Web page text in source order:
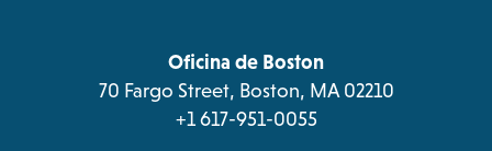
tab
Oficina de Boston
70 Fargo Street, Boston, MA 02210
+1 617-951-0055